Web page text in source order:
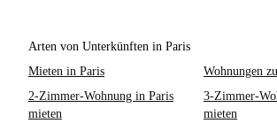
Arten von Unterkünften in Paris
Mieten in Paris
Wohnungen
2-Zimmer-Wohnung in Paris
mieten
3-Zimmer-
mieten